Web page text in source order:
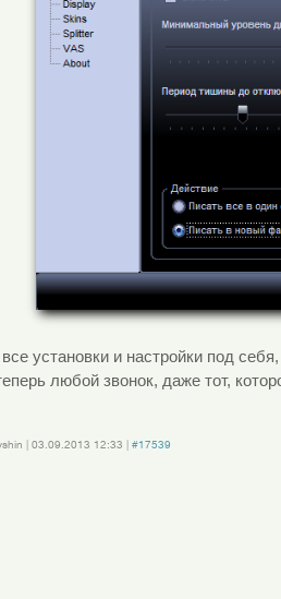
установки и настройки под
любой звонок, даже тот,
03.09.2013 12:33
#17539